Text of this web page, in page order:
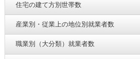
住宅の建て方別世帯数
産業別・従業上の地位別就業者数
職業別（大分類）就業者数